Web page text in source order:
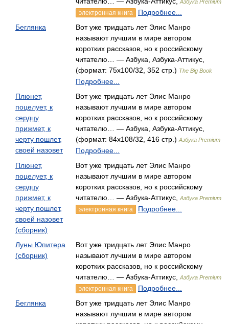
Азбука Premium
электронная книга
Подробнее...
Беглянка
Вот уже тридцать лет Элис Манро
называют лучшим в мире автором
коротких рассказов, но к российскому
читателю… — Азбука, Азбука-Аттикус,
(формат: 75x100/32, 352 стр.) The Big Book
Подробнее...
Плюнет,
поцелует, к
сердцу
прижмет, к
черту пошлет,
своей назовет
Вот уже тридцать лет Элис Манро
называют лучшим в мире автором
коротких рассказов, но к российскому
читателю… — Азбука, Азбука-Аттикус,
(формат: 84x108/32, 416 стр.) Азбука Premium
Подробнее...
Плюнет,
поцелует, к
сердцу
прижмет, к
черту пошлет,
своей назовет
(сборник)
Вот уже тридцать лет Элис Манро
называют лучшим в мире автором
коротких рассказов, но к российскому
читателю… — Азбука-Аттикус,
Азбука Premium
электронная книга Подробнее...
Луны Юпитера
(сборник)
Вот уже тридцать лет Элис Манро
называют лучшим в мире автором
коротких рассказов, но к российскому
читателю… — Азбука-Аттикус,
Азбука Premium
электронная книга
Подробнее...
Беглянка
Вот уже тридцать лет Элис Манро
называют лучшим в мире автором